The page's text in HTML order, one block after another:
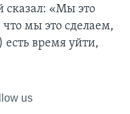
сказал: «Мы это
мы это сделаем,
время уйти,
us